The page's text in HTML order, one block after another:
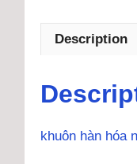
Description
khuôn hàn hóa